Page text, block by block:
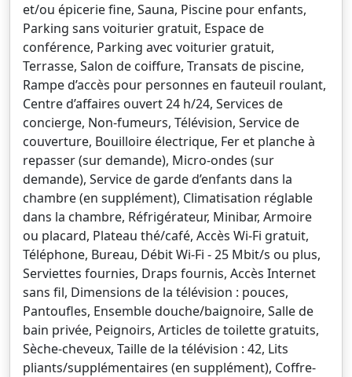
et/ou épicerie fine, Sauna, Piscine pour enfants,
Parking sans voiturier gratuit, Espace de
conférence, Parking avec voiturier gratuit,
Terrasse, Salon de coiffure, Transats de piscine,
Rampe d’accès pour personnes en fauteuil roulant,
Centre d’affaires ouvert 24 h/24, Services de
concierge, Non-fumeurs, Télévision, Service de
couverture, Bouilloire électrique, Fer et planche à
repasser (sur demande), Micro-ondes (sur
demande), Service de garde d’enfants dans la
chambre (en supplément), Climatisation réglable
dans la chambre, Réfrigérateur, Minibar, Armoire
ou placard, Plateau thé/café, Accès Wi-Fi gratuit,
Téléphone, Bureau, Débit Wi-Fi - 25 Mbit/s ou plus,
Serviettes fournies, Draps fournis, Accès Internet
sans fil, Dimensions de la télévision : pouces,
Pantoufles, Ensemble douche/baignoire, Salle de
bain privée, Peignoirs, Articles de toilette gratuits,
Sèche-cheveux, Taille de la télévision : 42, Lits
pliants/supplémentaires (en supplément), Coffre-